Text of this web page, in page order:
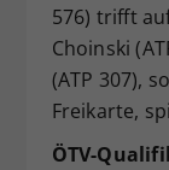
576) trifft
Choinski
(ATP 307),
Freikarte,
ÖTV-